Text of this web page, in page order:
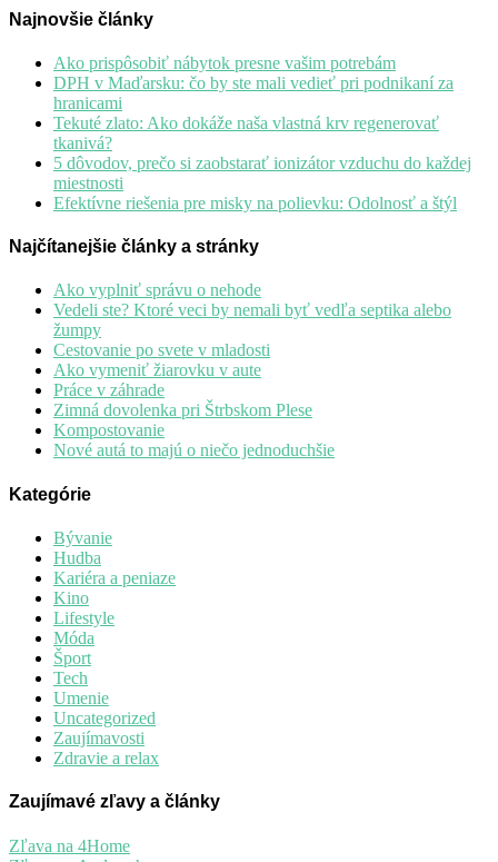
Najnovšie články
Ako prispôsobiť nábytok presne vašim potrebám
DPH v Maďarsku: čo by ste mali vedieť pri podnikaní za
hranicami
Tekuté zlato: Ako dokáže naša vlastná krv regenerovať
tkanivá?
5 dôvodov, prečo si zaobstarať ionizátor vzduchu do každej
miestnosti
Efektívne riešenia pre misky na polievku: Odolnosť a štýl
Najčítanejšie články a stránky
Ako vyplniť správu o nehode
Vedeli ste? Ktoré veci by nemali byť vedľa septika alebo
žumpy
Cestovanie po svete v mladosti
Ako vymeniť žiarovku v aute
Práce v záhrade
Zimná dovolenka pri Štrbskom Plese
Kompostovanie
Nové autá to majú o niečo jednoduchšie
Kategórie
Bývanie
Hudba
Kariéra a peniaze
Kino
Lifestyle
Móda
Šport
Tech
Umenie
Uncategorized
Zaujímavosti
Zdravie a relax
Zaujímavé zľavy a články
Zľava na 4Home